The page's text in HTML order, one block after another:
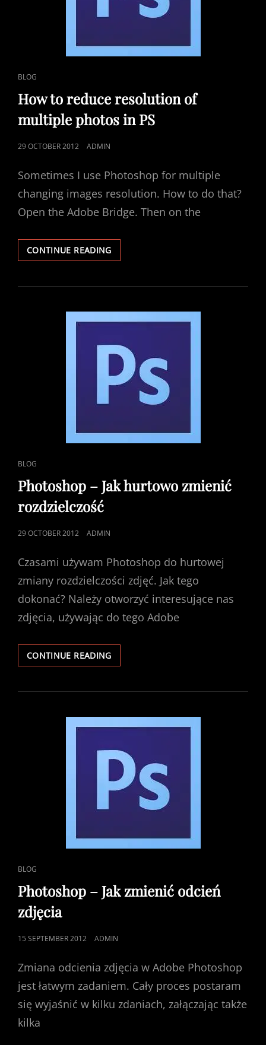
CAT
LINKS
BLOG
How to reduce resolution of
multiple photos in PS
POSTED
29 OCTOBER 2012 ADMIN
Sometimes I use Photoshop for multiple
changing images resolution. How to do that?
Open the Adobe Bridge. Then on the
CONTINUE READINGHOW
TO
RESOLUTION
MULTIPLE
PHOTOS
PS
CAT
LINKS
BLOG
Photoshop – Jak hurtowo zmienić
rozdzielczość
POSTED
29 OCTOBER 2012 ADMIN
Czasami używam Photoshop do hurtowej
zmiany rozdzielczości zdjęć. Jak tego
dokonać? Należy otworzyć interesujące nas
zdjęcia, używając do tego Adobe
CONTINUE READINGPHOTOSHOP
–
HURTOWO
ROZDZIELCZOŚĆ
CAT
LINKS
BLOG
Photoshop – Jak zmienić odcień
zdjęcia
POSTED
15 SEPTEMBER 2012 ADMIN
Zmiana odcienia zdjęcia w Adobe Photoshop
jest łatwym zadaniem. Cały proces postaram
się wyjaśnić w kilku zdaniach, załączając także
kilka